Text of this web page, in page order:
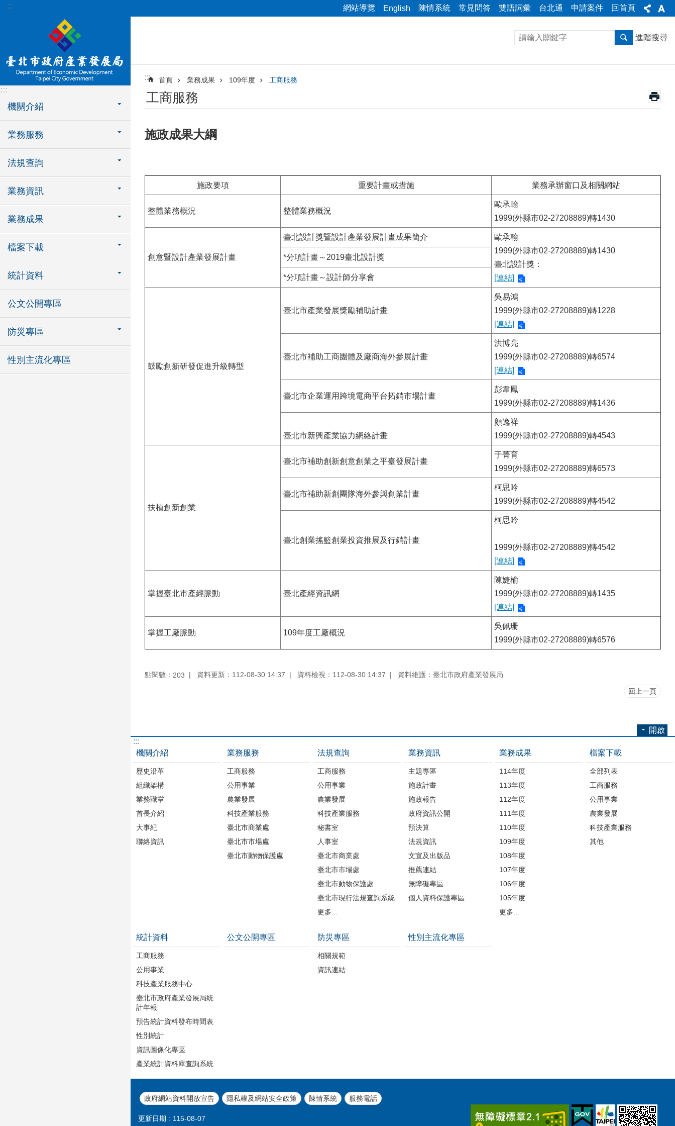
跳到主要內容區塊
::: 網站導覽 English 陳情系統 常見問答 雙語詞彙 台北通 申請案件 回首頁
:::
機關介紹
業務服務
法規查詢
業務資訊
業務成果
檔案下載
統計資料
公文公開專區
防災專區
性別主流化專區
進階搜尋
::: 首頁 業務成果 109年度 工商服務
工商服務
施政成果大綱
施政要項 重要計畫或措施 業務承辦窗口及相關網站
整體業務概況 整體業務概況
歐承翰
1999(外縣市02-27208889)轉1430
創意暨設計產業發展計畫
臺北設計獎暨設計產業發展計畫成果簡介
歐承翰
1999(外縣市02-27208889)轉1430
臺北設計獎：
[連結]
*分項計畫～2019臺北設計獎
*分項計畫～設計師分享會
鼓勵創新研發促進升級轉型
臺北市產業發展獎勵補助計畫
吳易鴻
1999(外縣市02-27208889)轉1228
[連結]
臺北市補助工商團體及廠商海外參展計畫
洪博亮
1999(外縣市02-27208889)轉6574
[連結]
臺北市企業運用跨境電商平台拓銷市場計畫
彭韋鳳
1999(外縣市02-27208889)轉1436
臺北市新興產業協力網絡計畫
顏逸祥
1999(外縣市02-27208889)轉4543
扶植創新創業
臺北市補助創新創意創業之平臺發展計畫
于菁育
1999(外縣市02-27208889)轉6573
臺北市補助新創團隊海外參與創業計畫
柯思吟
1999(外縣市02-27208889)轉4542
臺北創業搖籃創業投資推展及行銷計畫
柯思吟
1999(外縣市02-27208889)轉4542
[連結]
掌握臺北市產經脈動 臺北產經資訊網
陳婕榆
1999(外縣市02-27208889)轉1435
[連結]
掌握工廠脈動 109年度工廠概況
吳佩珊
1999(外縣市02-27208889)轉6576
點閱數： 203 資料更新：112-08-30 14:37 資料檢視：112-08-30 14:37 資料維護：臺北市政府產業發展局
回上一頁
開啟
:::
機關介紹
歷史沿革
組織架構
業務職掌
首長介紹
大事紀
聯絡資訊
業務服務
工商服務
公用事業
農業發展
科技產業服務
臺北市商業處
臺北市市場處
臺北市動物保護處
法規查詢
工商服務
公用事業
農業發展
科技產業服務
秘書室
人事室
臺北市商業處
臺北市市場處
臺北市動物保護處
臺北市現行法規查詢系統
更多...
業務資訊
主題專區
施政計畫
施政報告
政府資訊公開
預決算
法規資訊
文宣及出版品
推薦連結
無障礙專區
個人資料保護專區
業務成果
114年度
113年度
112年度
111年度
110年度
109年度
108年度
107年度
106年度
105年度
更多...
檔案下載
全部列表
工商服務
公用事業
農業發展
科技產業服務
其他
統計資料
工商服務
公用事業
科技產業服務中心
臺北市政府產業發展局統
計年報
預告統計資料發布時間表
性別統計
資訊圖像化專區
產業統計資料庫查詢系統
公文公開專區 防災專區
相關規範
資訊連結
性別主流化專區
政府網站資料開放宣告 隱私權及網站安全政策 陳情系統 服務電話
更新日期 115-08-07